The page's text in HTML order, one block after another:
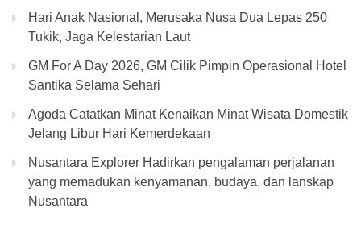
Hari Anak Nasional, Merusaka Nusa Dua Lepas 250
Tukik, Jaga Kelestarian Laut
GM For A Day 2026, GM Cilik Pimpin Operasional Hotel
Santika Selama Sehari
Agoda Catatkan Minat Kenaikan Minat Wisata Domestik
Jelang Libur Hari Kemerdekaan
Nusantara Explorer Hadirkan pengalaman perjalanan
yang memadukan kenyamanan, budaya, dan lanskap
Nusantara